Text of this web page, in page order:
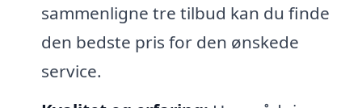
sammenligne tre tilbud kan du finde
den bedste pris for den ønskede
service.